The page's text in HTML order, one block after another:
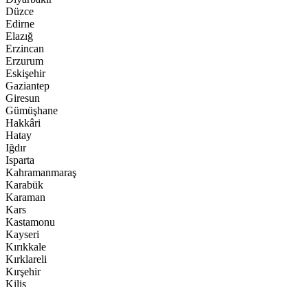
Düzce
Edirne
Elazığ
Erzincan
Erzurum
Eskişehir
Gaziantep
Giresun
Gümüşhane
Hakkâri
Hatay
Iğdır
Isparta
Kahramanmaraş
Karabük
Karaman
Kars
Kastamonu
Kayseri
Kırıkkale
Kırklareli
Kırşehir
Kilis